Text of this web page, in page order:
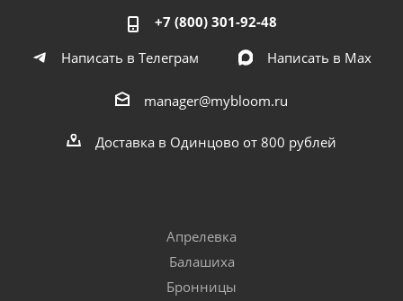
+7 (800) 301-92-48
Написать в Телеграм
Написать в Мах
manager@mybloom.ru
Доставка в Одинцово от 800 рублей
Апрелевка
Балашиха
Бронницы